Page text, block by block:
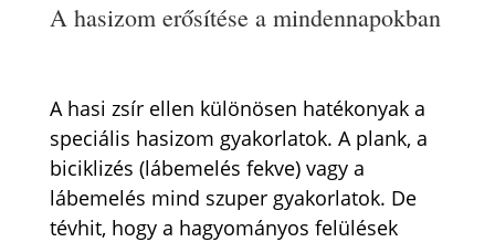
A hasizom erősítése a mindennapokban
A hasi zsír ellen különösen hatékonyak a
speciális hasizom gyakorlatok. A plank, a
biciklizés (lábemelés fekve) vagy a
lábemelés mind szuper gyakorlatok. De
tévhit, hogy a hagyományos felülések